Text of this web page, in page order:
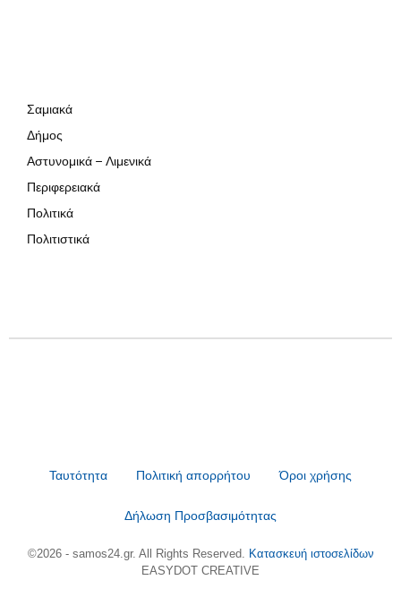
Σαμιακά
Δήμος
Αστυνομικά – Λιμενικά
Περιφερειακά
Πολιτικά
Πολιτιστικά
Ταυτότητα Πολιτική απορρήτου Όροι χρήσης
Δήλωση Προσβασιμότητας
©2026 - samos24.gr. All Rights Reserved. Κατασκευή ιστοσελίδων
EASYDOT CREATIVE